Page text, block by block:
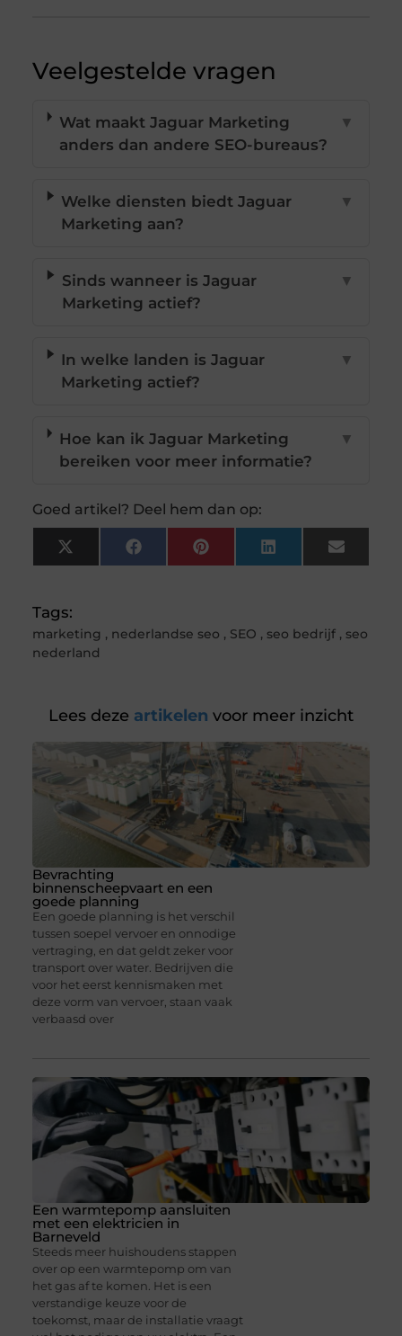
Veelgestelde vragen
Wat maakt Jaguar Marketing
anders dan andere SEO-bureaus?
▼
Welke diensten biedt Jaguar
Marketing aan?
▼
Sinds wanneer is Jaguar
Marketing actief?
▼
In welke landen is Jaguar
Marketing actief?
▼
Hoe kan ik Jaguar Marketing
bereiken voor meer informatie?
▼
Goed artikel? Deel hem dan op:
X
(Twitter)
FacebookPinterestLinkedInEmail
Tags:
marketing , nederlandse seo , SEO , seo bedrijf, seo
nederland
Lees deze artikelen voor meer inzicht
Bevrachting
binnenscheepvaart en een
goede planning
Een goede planning is het verschil
tussen soepel vervoer en onnodige
vertraging, en dat geldt zeker voor
transport over water. Bedrijven die
voor het eerst kennismaken met
deze vorm van vervoer, staan vaak
verbaasd over
Een warmtepomp aansluiten
met een elektricien in
Barneveld
Steeds meer huishoudens stappen
over op een warmtepomp om van
het gas af te komen. Het is een
verstandige keuze voor de
toekomst, maar de installatie vraagt